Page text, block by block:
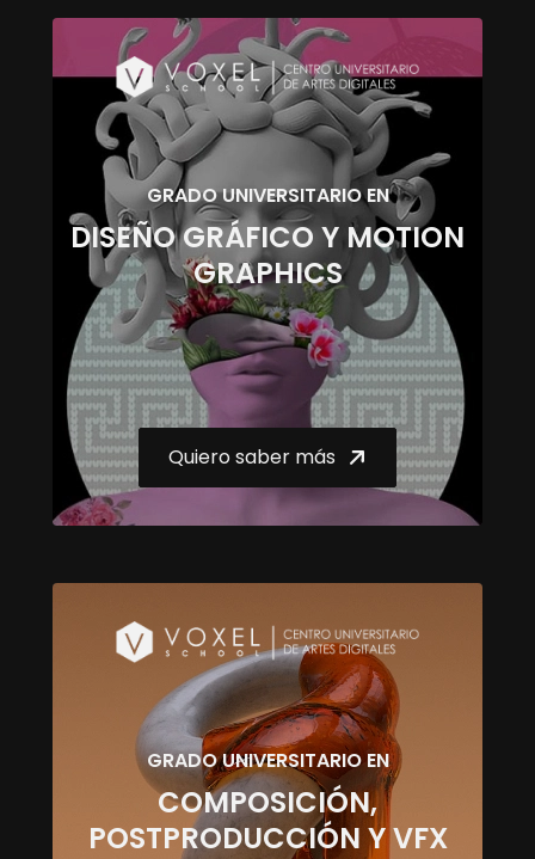
GRADO UNIVERSITARIO EN
DISEÑO GRÁFICO Y MOTION
GRAPHICS
Quiero saber más
GRADO UNIVERSITARIO EN
COMPOSICIÓN,
POSTPRODUCCIÓN Y VFX